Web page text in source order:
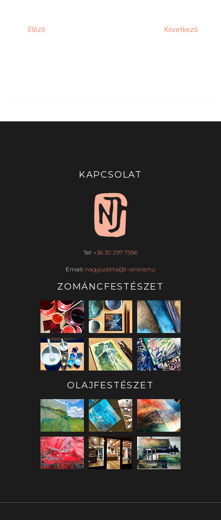
Előző Következő
KAPCSOLAT
Tel: +36 30 297 7596
Email: nagyjuditta@t-online.hu
ZOMÁNCFESTÉSZET
OLAJFESTÉSZET